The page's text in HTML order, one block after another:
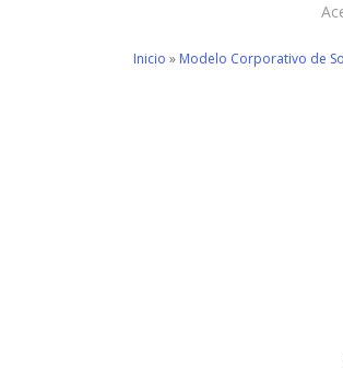
Inicio » Modelo Corporativo de